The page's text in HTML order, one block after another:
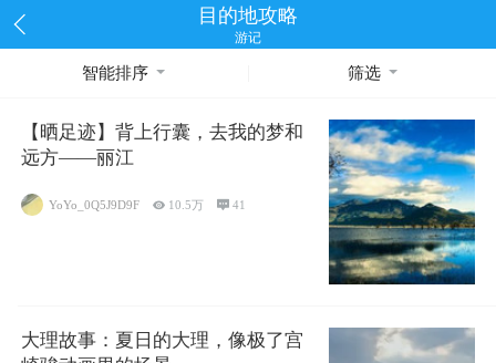
目的地攻略
游记
智能排序 筛选
【晒足迹】背上行囊，去我的梦和
远方——丽江
YoYo_0Q5J9D9F  10.5万 41
大理故事：夏日的大理，像极了宫